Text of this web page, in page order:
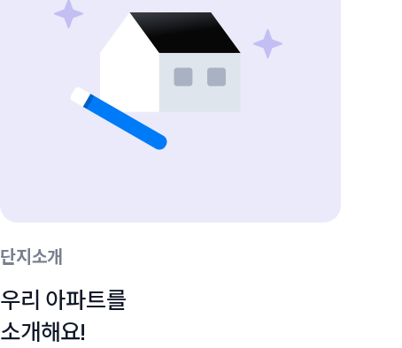
단지소개
우리 아파트를
소개해요!